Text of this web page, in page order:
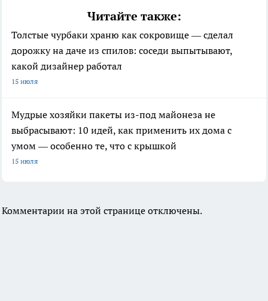
Читайте также:
Толстые чурбаки храню как сокровище — сделал
дорожку на даче из спилов: соседи выпытывают,
какой дизайнер работал
15 июля
Мудрые хозяйки пакеты из-под майонеза не
выбрасывают: 10 идей, как применить их дома с
умом — особенно те, что с крышкой
15 июля
Комментарии на этой странице отключены.